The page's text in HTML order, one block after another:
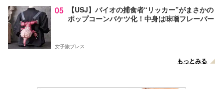
05
【USJ】バイオの捕食者“リッカー”がまさかの
ポップコーンバケツ化！中身は味噌フレーバー
女子旅プレス
もっとみる